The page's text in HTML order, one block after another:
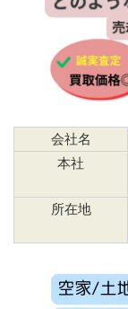
会社名
本社
所在地